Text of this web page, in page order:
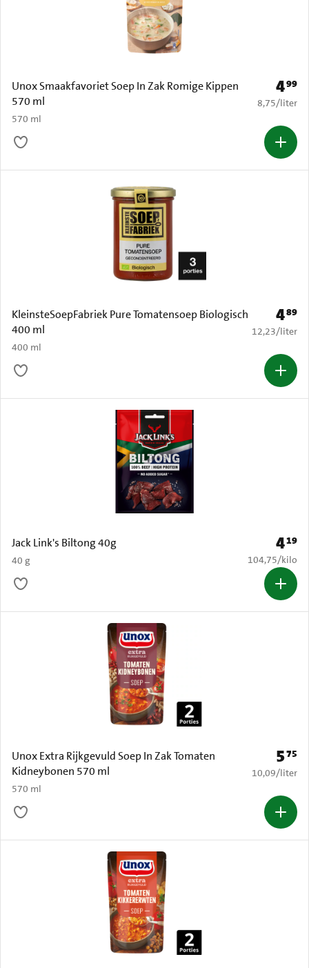
Unox Smaakfavoriet Soep In Zak Romige Kippen
570 ml
570 ml
Prijs:
499
€ 8,75 per
8,75/liter
KleinsteSoepFabriek Pure Tomatensoep Biologisch
400 ml
400 ml
Prijs:
489
€ 12,23 per
12,23/liter
Jack Link's Biltong 40g
40 g
Prijs:
419
€ 104,75 per
104,75/kilo
Unox Extra Rijkgevuld Soep In Zak Tomaten
Kidneybonen 570 ml
570 ml
Prijs:
575
€ 10,09 per
10,09/liter